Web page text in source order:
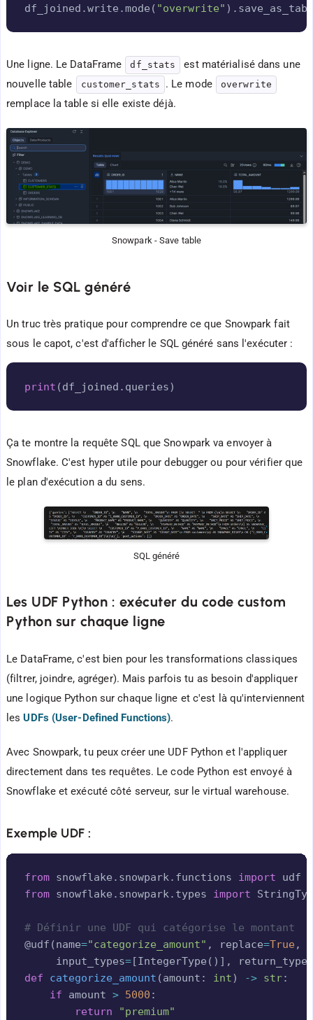
df_joined .write .mode ( "overwrite" ) .
Une ligne. Le DataFrame df_stats
est matérialisé dans une
nouvelle table
customer_stats . Le mode overwrite
remplace la table si elle existe déjà.
Snowpark - Save table
Voir le SQL généré
Un truc très pratique pour comprendre ce que Snowpark fait
sous le capot, c'est d'afficher le SQL généré sans l'exécuter :
print (df_joined . queries)
Ça te montre la requête SQL que Snowpark va envoyer à
Snowflake. C'est hyper utile pour debugger ou pour vérifier que
le plan d'exécution a du sens.
SQL généré
Les UDF Python : exécuter du code custom
Python sur chaque ligne
Le DataFrame, c'est bien pour les transformations classiques
(filtrer, joindre, agréger). Mais parfois tu as besoin d'appliquer
une logique Python sur chaque ligne et c'est là qu'interviennent
lesUDFs (User-Defined Functions).
Avec Snowpark, tu peux créer une UDF Python et l'appliquer
directement dans tes requêtes. Le code Python est envoyé à
Snowflake et exécuté côté serveur, sur le virtual warehouse.
Exemple UDF :
from snowflake . snowpark. functions import
from snowflake . snowpark. types import
# Définir une UDF qui catégorise le montant
@udf (name="categorize_amount" , replace=True ,
     input_types
=[IntegerType ( ) ] , return_type
def
categorize_amount (amount : int) -> str:
if amount > 5000 :
return
"premium"